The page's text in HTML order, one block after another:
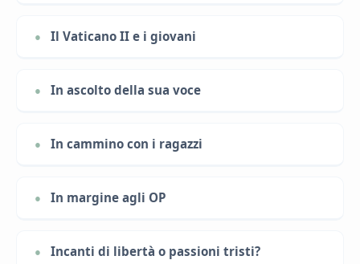
Il Vaticano II e i giovani
In ascolto della sua voce
In cammino con i ragazzi
In margine agli OP
Incanti di libertà o passioni tristi?